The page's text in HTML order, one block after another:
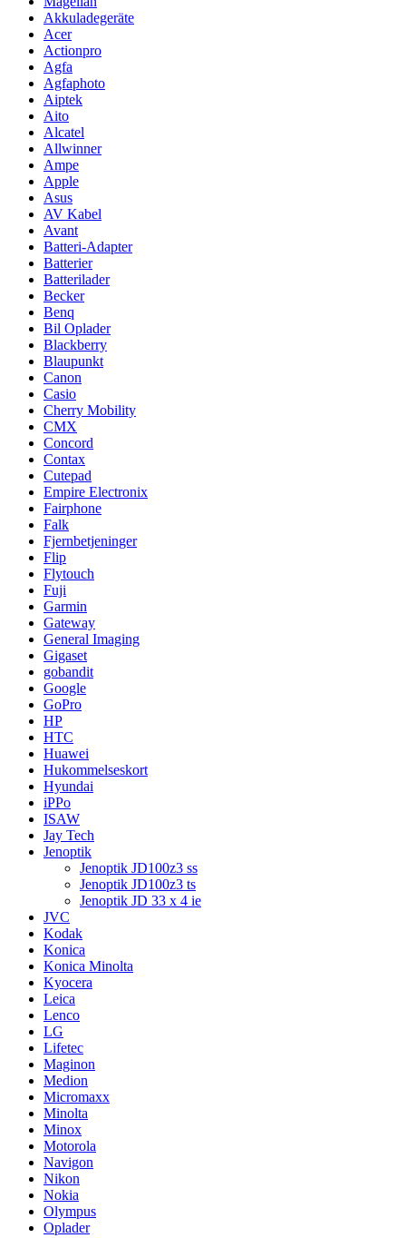
Akkuladegeräte
Acer
Actionpro
Agfa
Agfaphoto
Aiptek
Aito
Alcatel
Allwinner
Ampe
Apple
Asus
AV Kabel
Avant
Batteri-Adapter
Batterier
Batterilader
Becker
Benq
Bil Oplader
Blackberry
Blaupunkt
Canon
Casio
Cherry Mobility
CMX
Concord
Contax
Cutepad
Empire Electronix
Fairphone
Falk
Fjernbetjeninger
Flip
Flytouch
Fuji
Garmin
Gateway
General Imaging
Gigaset
gobandit
Google
GoPro
HP
HTC
Huawei
Hukommelseskort
Hyundai
iPPo
ISAW
Jay Tech
Jenoptik
Jenoptik JD100z3 ss
Jenoptik JD100z3 ts
Jenoptik JD 33 x 4 ie
JVC
Kodak
Konica
Konica Minolta
Kyocera
Leica
Lenco
LG
Lifetec
Maginon
Medion
Micromaxx
Minolta
Minox
Motorola
Navigon
Nikon
Nokia
Olympus
Oplader